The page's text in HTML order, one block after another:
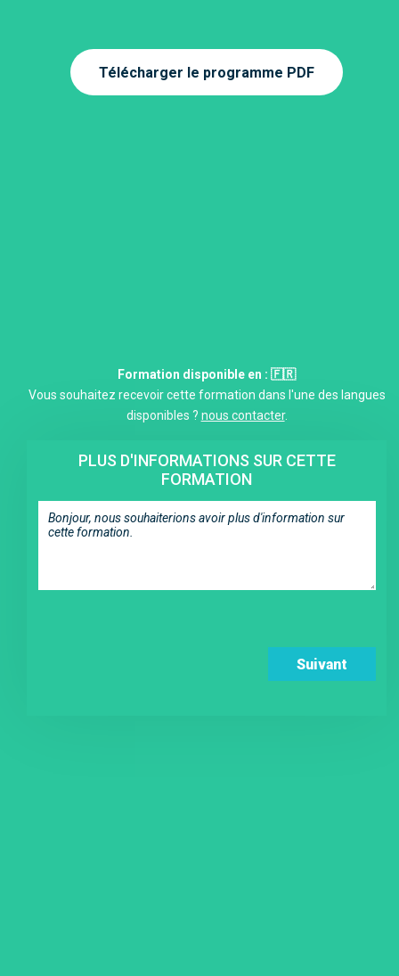
Télécharger le programme PDF
Formation disponible en : 🇫🇷
Vous souhaitez recevoir cette formation dans l'une des langues
disponibles ? nous contacter.
PLUS D'INFORMATIONS SUR CETTE
FORMATION
Suivant